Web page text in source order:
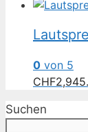
0 von 5
CHF
Suchen